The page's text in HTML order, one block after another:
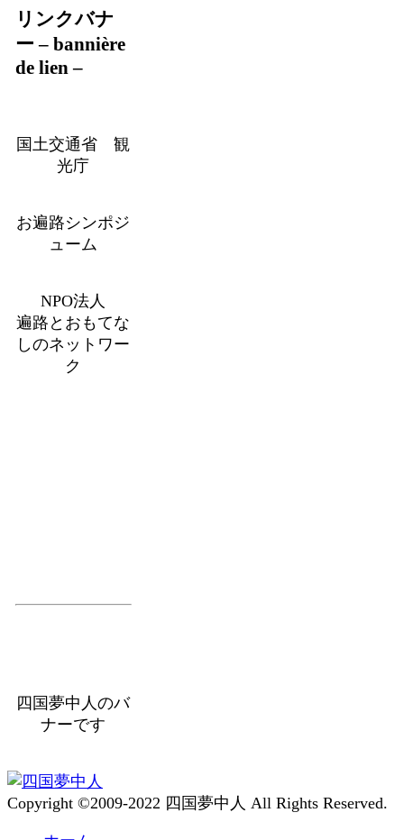
リンクバナ
ー – bannière
de lien –
国土交通省 観
光庁
お遍路シンポジ
ューム
NPO法人
遍路とおもてな
しのネットワー
ク
四国夢中人のバ
ナーです
Copyright ©2009-2022 四国夢中人 All Rights Reserved.